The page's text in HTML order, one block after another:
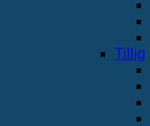
Tillig